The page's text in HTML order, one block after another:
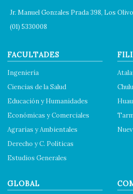
Jr. Manuel Gonzales Prada 398, Los
(01) 5330008
FACULTADES
Ingeniería
Ciencias de la Salud
Educación y Humanidades
Económicas y Comerciales
Agrarias y Ambientales
Derecho y C. Políticas
Estudios Generales
GLOBAL